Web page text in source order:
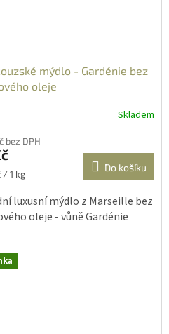
mýdlo - Gardénie bez
oleje
Skladem
bez DPH
/ 1 kg
Do košíku
luxusní mýdlo z Marseille bez
oleje - vůně Gardénie